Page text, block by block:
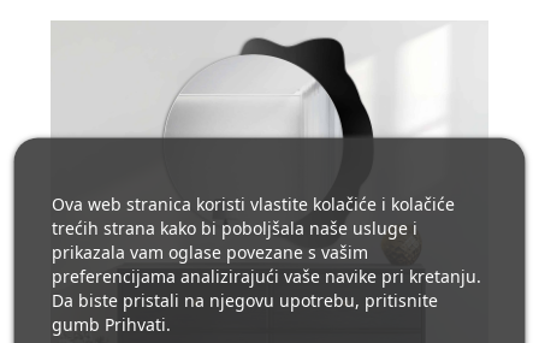
Ova web stranica koristi vlastite kolačiće i kolačiće
trećih strana kako bi poboljšala naše usluge i
prikazala vam oglase povezane s vašim
preferencijama analizirajući vaše navike pri kretanju.
Da biste pristali na njegovu upotrebu, pritisnite
gumb Prihvati.